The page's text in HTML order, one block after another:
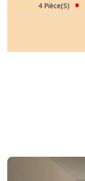
4 Pièce(s)